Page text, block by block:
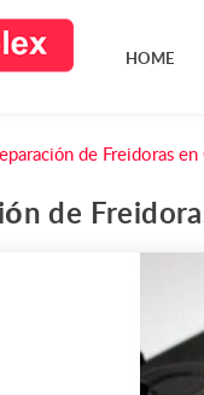
HOME
de Freidoras
de